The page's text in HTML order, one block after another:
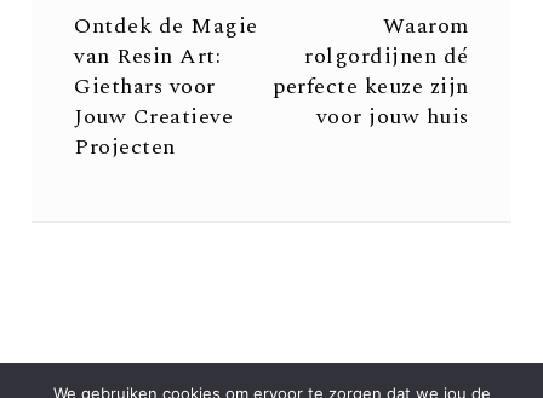
Ontdek de Magie
van Resin Art:
Giethars voor
Jouw Creatieve
Projecten
Waarom
rolgordijnen dé
perfecte keuze zijn
voor jouw huis
We gebruiken cookies om ervoor te zorgen dat we jou de